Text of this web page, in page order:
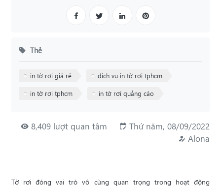
8,409 lượt quan tâm
Thứ năm, 08/09/2022
Alona
Tờ rơi đóng vai trò vô cùng quan trọng trong hoạt động
Thẻ
in tờ rơi giá rẻ dịch vụ in tờ rơi tphcm
in tờ rơi tphcm in tờ rơi quảng cáo